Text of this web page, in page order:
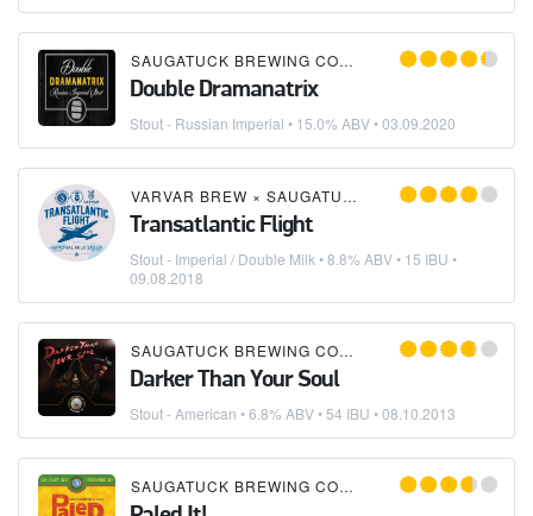
SAUGATUCK BREWING COMPANY
Double Dramanatrix
Stout - Russian Imperial • 15.0% ABV •03.09.2020
VARVAR BREW × SAUGATUCK BREWING COMPANY
Transatlantic Flight
Stout - Imperial / Double Milk • 8.8% ABV • 15 IBU •
09.08.2018
SAUGATUCK BREWING COMPANY
Darker Than Your Soul
Stout - American • 6.8% ABV • 54 IBU •08.10.2013
SAUGATUCK BREWING COMPANY